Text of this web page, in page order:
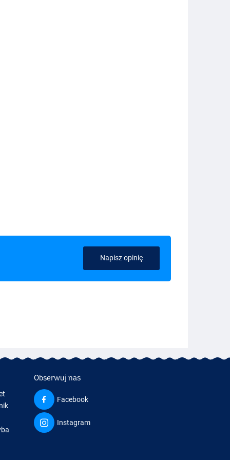
Napisz opinię
Obserwuj nas
Facebook
Instagram